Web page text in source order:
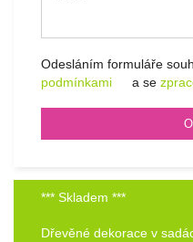
Odesláním formuláře
podmínkami
a se
*** Skladem ***
Dřevěné dekorace v